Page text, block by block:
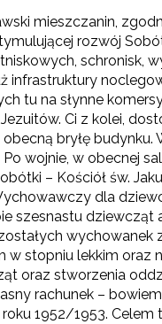
mieszczanin,
rozwój
schronisk,
infrastruktury
tu na słynne
Ci z kolei,
bryłę budynku.
wojnie, w obecnej
– Kościół św.
dla
szesnastu dziewcząt
wychowanek
w stopniu lekkim oraz
oraz stworzenia
rachunek –
1952/1953. Celem